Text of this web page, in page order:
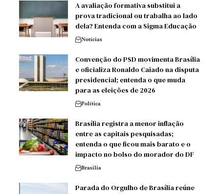
A avaliação formativa substitui a
prova tradicional ou trabalha ao lado
dela? Entenda com a Sigma Educação
Notícias
Convenção do PSD movimenta Brasília
e oficializa Ronaldo Caiado na disputa
presidencial; entenda o que muda
para as eleições de 2026
Política
Brasília registra a menor inflação
entre as capitais pesquisadas;
entenda o que ficou mais barato e o
impacto no bolso do morador do DF
Brasilia
Parada do Orgulho de Brasília reúne